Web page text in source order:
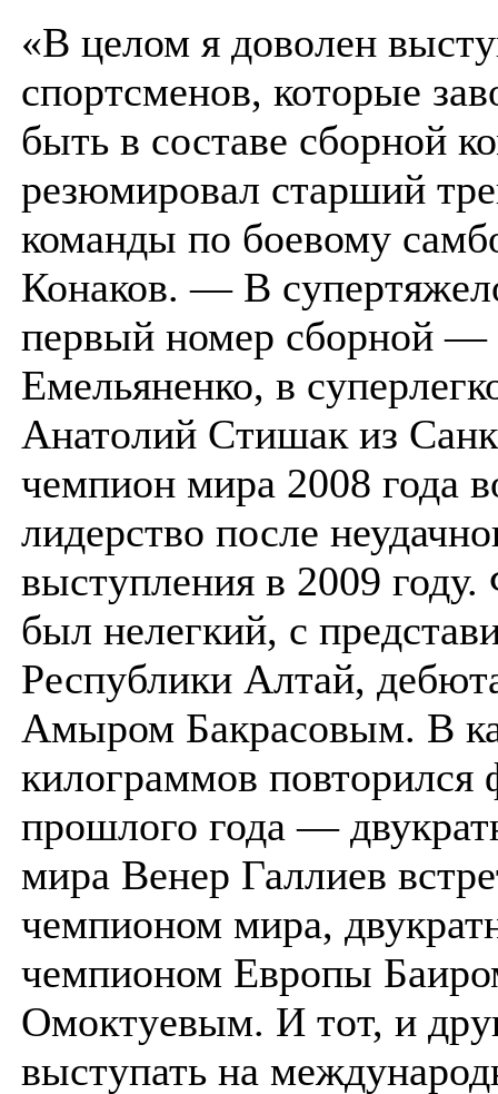
«В целом я доволен
спортсменов, которые
быть в составе сборной
резюмировал старший
команды по боевому
Конаков. — В
первый номер сборной —
Емельяненко, в
Анатолий Стишак из
чемпион мира 2008 года
лидерство после
выступления в 2009
был нелегкий, с
Республики Алтай,
Амыром Бакрасовым. В
килограммов повторился
прошлого года —
мира Венер Галлиев
чемпионом мира,
чемпионом Европы
Омоктуевым. И тот, и
выступать на